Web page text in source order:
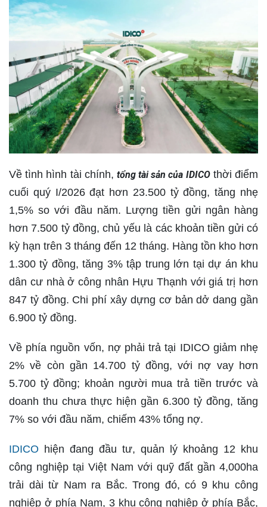
Về tình hình tài chính, tổng tài sản của IDICOthời điểm
cuối quý I/2026 đạt hơn 23.500 tỷ đồng, tăng nhẹ
1,5% so với đầu năm. Lượng tiền gửi ngân hàng
hơn 7.500 tỷ đồng, chủ yếu là các khoản tiền gửi có
kỳ hạn trên 3 tháng đến 12 tháng. Hàng tồn kho hơn
1.300 tỷ đồng, tăng 3% tập trung lớn tại dự án khu
dân cư nhà ở công nhân Hựu Thạnh với giá trị hơn
847 tỷ đồng. Chi phí xây dựng cơ bản dở dang gần
6.900 tỷ đồng.
Về phía nguồn vốn, nợ phải trả tại IDICO giảm nhẹ
2% về còn gần 14.700 tỷ đồng, với nợ vay hơn
5.700 tỷ đồng; khoản người mua trả tiền trước và
doanh thu chưa thực hiện gần 6.300 tỷ đồng, tăng
7% so với đầu năm, chiếm 43% tổng nợ.
IDICO hiện đang đầu tư, quản lý khoảng 12 khu
công nghiệp tại Việt Nam với quỹ đất gần 4,000ha
trải dài từ Nam ra Bắc. Trong đó, có 9 khu công
nghiệp ở phía Nam, 3 khu công nghiệp ở phía Bắc,